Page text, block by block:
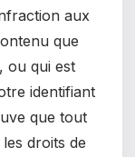
aux
que
ou qui est
identifiant
que tout
droits de